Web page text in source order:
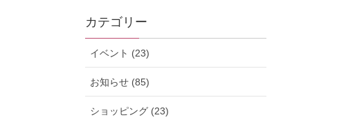
カテゴリー
イベント (23)
お知らせ (85)
ショッピング (23)